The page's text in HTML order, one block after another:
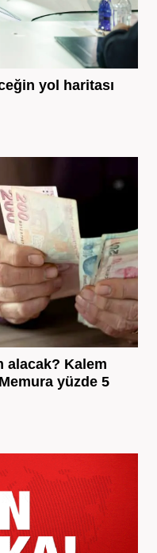
yol haritası
alacak? Kalem
yüzde 5